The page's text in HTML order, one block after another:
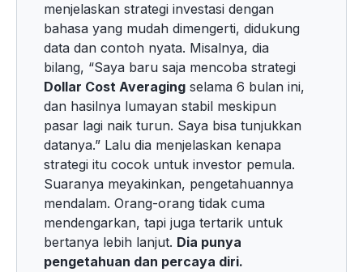
menjelaskan strategi investasi dengan
bahasa yang mudah dimengerti, didukung
data dan contoh nyata. Misalnya, dia
bilang, “Saya baru saja mencoba strategi
Dollar Cost Averaging selama 6 bulan ini,
dan hasilnya lumayan stabil meskipun
pasar lagi naik turun. Saya bisa tunjukkan
datanya.” Lalu dia menjelaskan kenapa
strategi itu cocok untuk investor pemula.
Suaranya meyakinkan, pengetahuannya
mendalam. Orang-orang tidak cuma
mendengarkan, tapi juga tertarik untuk
bertanya lebih lanjut. Dia punya
pengetahuan dan percaya diri.